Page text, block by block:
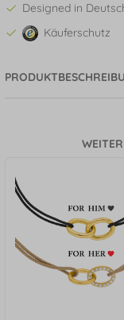
Designed in
Käuferschutz